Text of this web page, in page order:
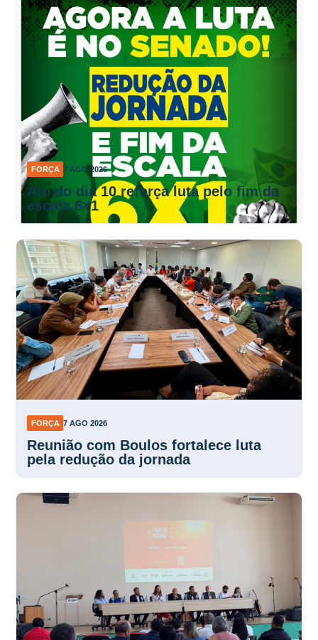
FORÇA 7 AGO 2026
Ato do dia 10 reforça luta pelo fim da
escala 6×1
FORÇA 7 AGO 2026
Reunião com Boulos fortalece luta
pela redução da jornada